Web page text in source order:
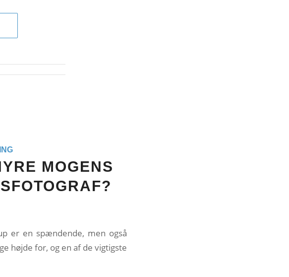
MOGENS
er en spændende, men også
højde for, og en af de vigtigste